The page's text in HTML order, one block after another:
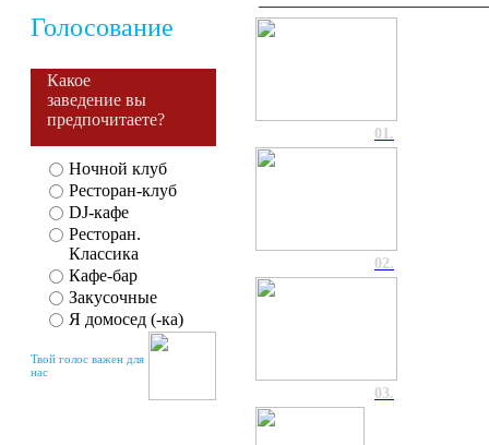
Голосование
Какое
заведение вы
предпочитаете?
Ночной клуб
Ресторан-клуб
DJ-кафе
Ресторан.
Классика
Кафе-бар
Закусочные
Я домосед (-ка)
Твой голос важен для
нас
01.
02.
03.